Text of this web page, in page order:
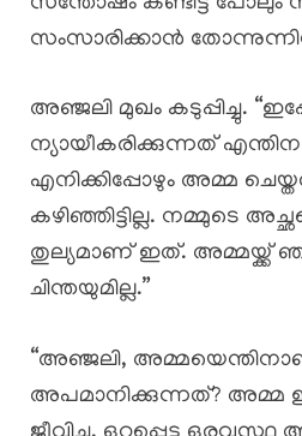
സംസാരിക്കാൻ
അഞ്ജലി മുഖം കടുപ്പിച്ചു.
ന്യായീകരിക്കുന്നത്
എനിക്കിപ്പോഴും അമ്മ
കഴിഞ്ഞിട്ടില്ല. നമ്മുടെ
തുല്യമാണ് ഇത്. അമ്മയ്ക്ക്
ചിന്തയുമില്ല.”
“അഞ്ജലി,
അപമാനിക്കുന്നത്? അമ്മ